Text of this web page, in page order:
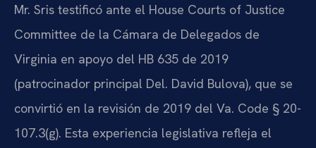
Mr. Sris testificó ante el House Courts of Justice
Committee de la Cámara de Delegados de
Virginia en apoyo del HB 635 de 2019
(patrocinador principal Del. David Bulova), que se
convirtió en la revisión de 2019 del Va. Code § 20-
107.3(g). Esta experiencia legislativa refleja el